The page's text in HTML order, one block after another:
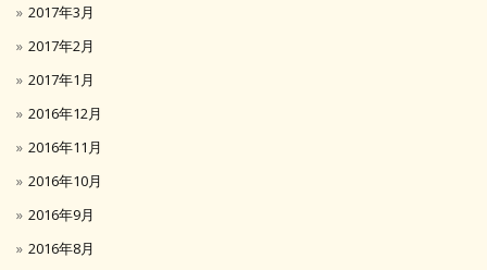
2017年3月
2017年2月
2017年1月
2016年12月
2016年11月
2016年10月
2016年9月
2016年8月